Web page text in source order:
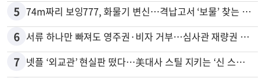
5 74m짜리 보잉777, 화물기 변신…격납고서 ‘보물’ 찾는 인천공항
6 서류 하나만 빠져도 영주권·비자 거부…심사관 재량권 대폭 확대
7 넷플 ‘외교관’ 현실판 떴다…美대사 스틸 지키는 ‘신 스틸러’